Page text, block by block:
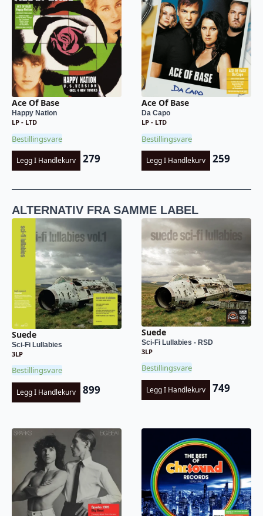
Ace Of Base
Happy Nation
LP - LTD
Bestillingsvare
Legg I Handlekurv 279
Ace Of Base
Da Capo
LP - LTD
Bestillingsvare
Legg I Handlekurv 259
ALTERNATIV FRA SAMME LABEL
Suede
Sci-Fi Lullabies
3LP
Bestillingsvare
Legg I Handlekurv 899
Suede
Sci-Fi Lullabies - RSD
3LP
Bestillingsvare
Legg I Handlekurv 749